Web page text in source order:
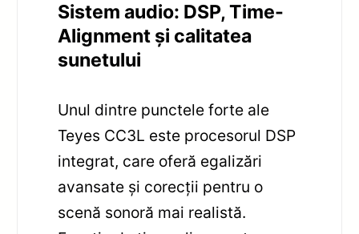
Sistem audio: DSP, Time-
Alignment și calitatea
sunetului
Unul dintre punctele forte ale
Teyes CC3L este procesorul DSP
integrat, care oferă egalizări
avansate și corecții pentru o
scenă sonoră mai realistă.